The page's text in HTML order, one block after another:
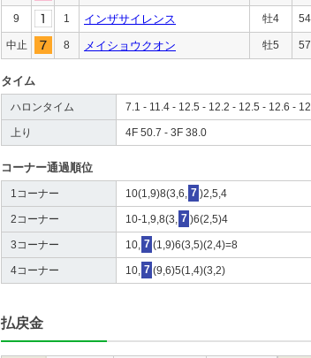
9 1 インザサイレンス 牡4
中止 8 メイショウクオン 牡5
タイム
ハロンタイム 7.1 - 11.4 - 12.5 - 12.2 - 12.5 - 12.6 -
上り 4F 50.7 - 3F 38.0
コーナー通過順位
1コーナー 10(1,9)8(3,6, 7 )2,5,4
2コーナー 10-1,9,8(3, 7 )6(2,5)4
3コーナー 10, 7 (1,9)6(3,5)(2,4)=8
4コーナー 10, 7 (9,6)5(1,4)(3,2)
払戻金